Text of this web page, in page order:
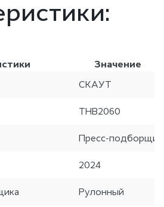
Значение
СКАУТ
THB2060
Пресс-подборщик
2024
Рулонный